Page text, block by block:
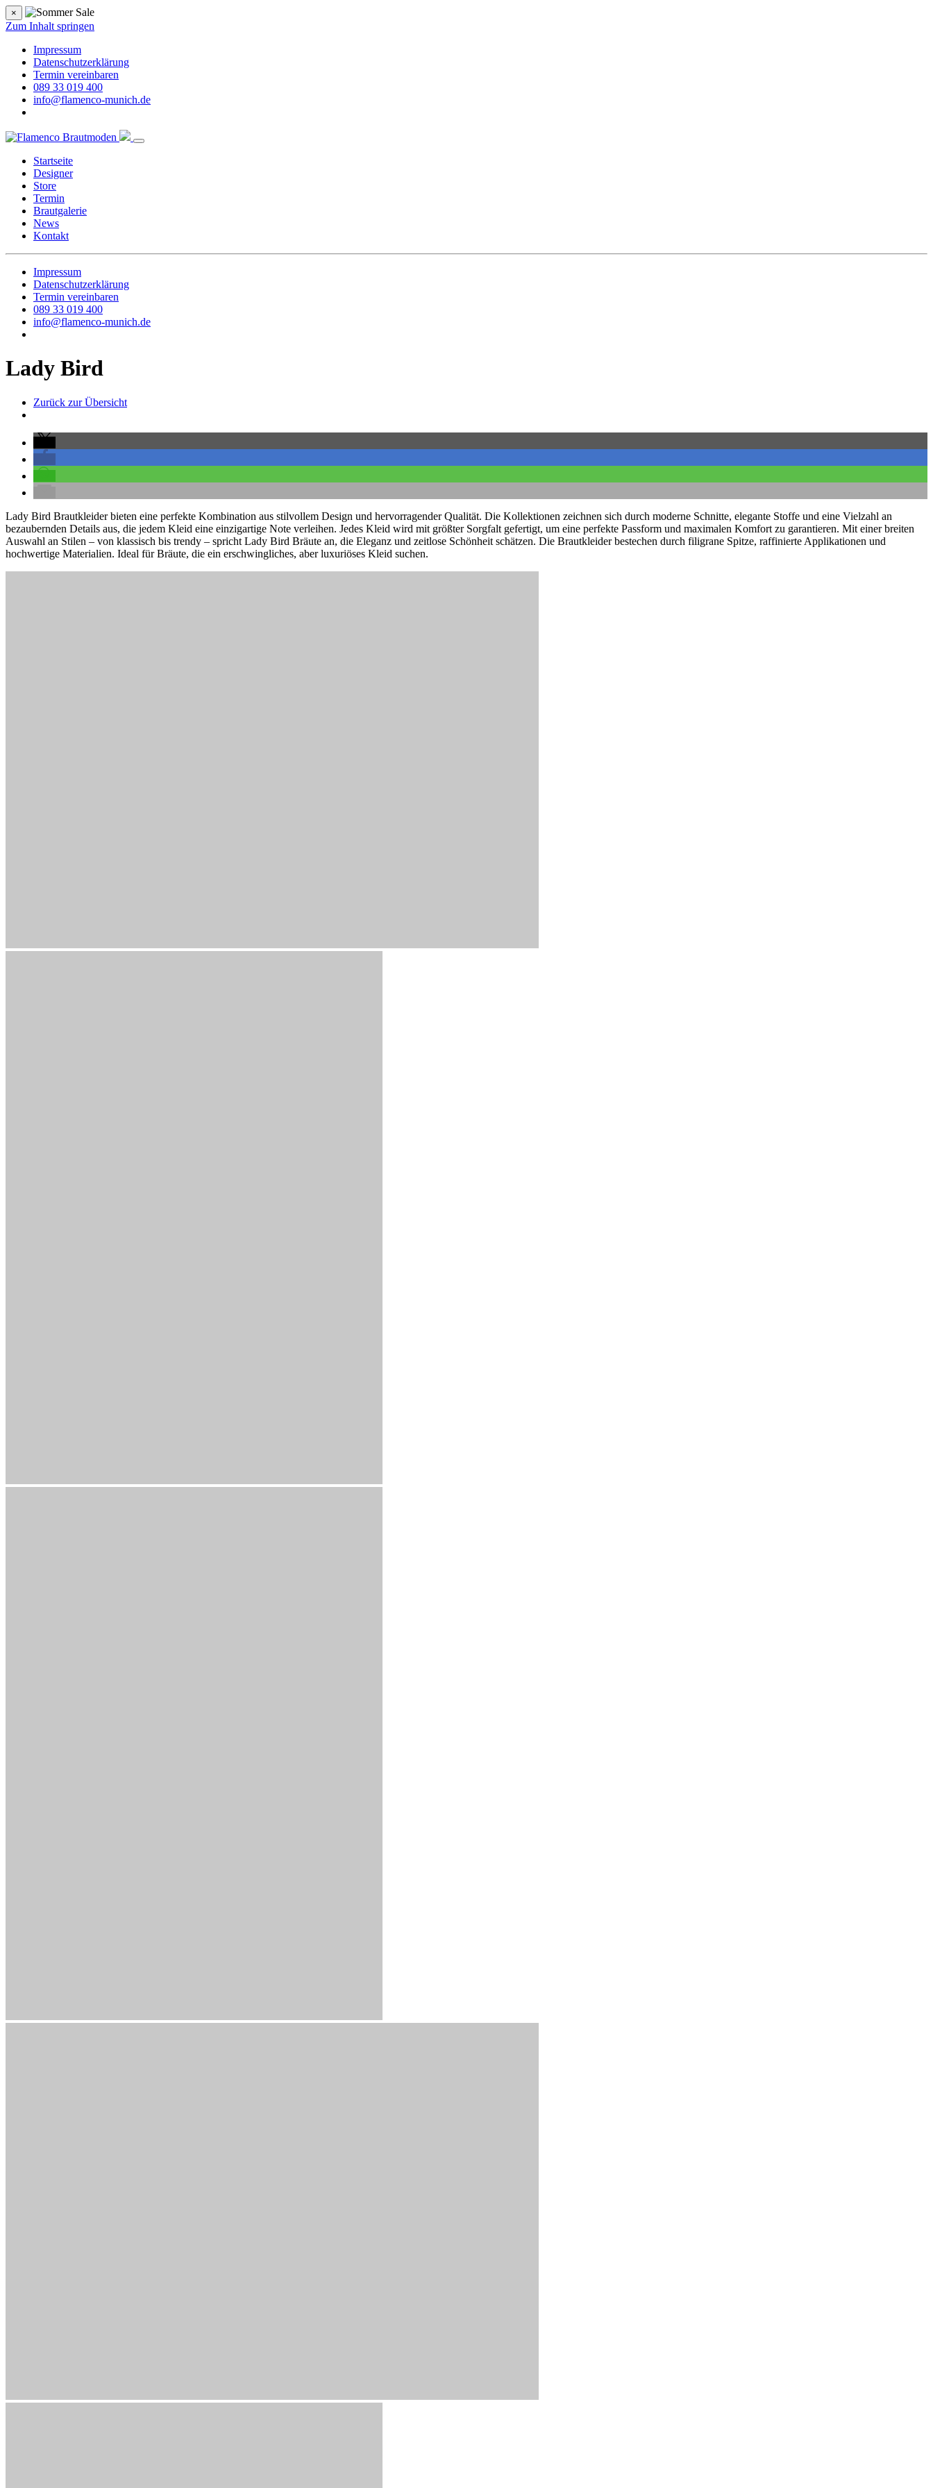
×
Zum Inhalt springen
Impressum
Datenschutzerklärung
Termin vereinbaren
089 33 019 400
info@flamenco-munich.de
Startseite
Designer
Store
Termin
Brautgalerie
News
Kontakt
Impressum
Datenschutzerklärung
Termin vereinbaren
089 33 019 400
info@flamenco-munich.de
Lady Bird
Zurück zur Übersicht
Lady Bird Brautkleider bieten eine perfekte Kombination aus stilvollem Design und hervorragender Qualität. Die Kollektionen zeichnen sich durch moderne Schnitte, elegante Stoffe und eine Vielzahl an
bezaubernden Details aus, die jedem Kleid eine einzigartige Note verleihen. Jedes Kleid wird mit größter Sorgfalt gefertigt, um eine perfekte Passform und maximalen Komfort zu garantieren. Mit einer breiten
Auswahl an Stilen – von klassisch bis trendy – spricht Lady Bird Bräute an, die Eleganz und zeitlose Schönheit schätzen. Die Brautkleider bestechen durch filigrane Spitze, raffinierte Applikationen und
hochwertige Materialien. Ideal für Bräute, die ein erschwingliches, aber luxuriöses Kleid suchen.